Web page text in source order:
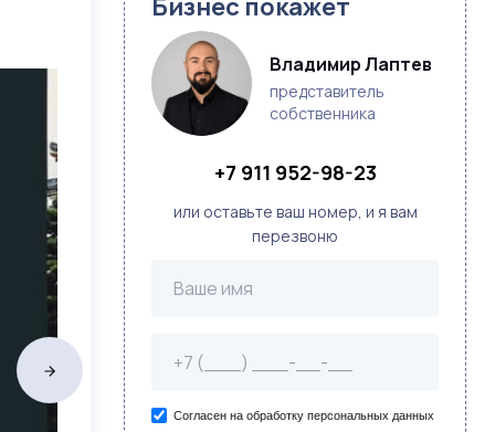
Бизнес покажет
Владимир Лаптев
представитель
собственника
+7 911 952-98-23
или оставьте ваш номер, и я вам
перезвоню
Согласен на обработку персональных данных